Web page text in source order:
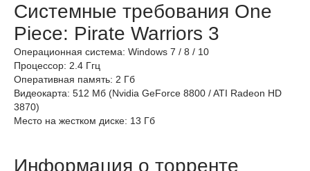
Системные требования One
Piece: Pirate Warriors 3
Операционная система: Windows 7 / 8 / 10
Процессор: 2.4 Ггц
Оперативная память: 2 Гб
Видеокарта: 512 Мб (Nvidia GeForce 8800 / ATI Radeon HD
3870)
Место на жестком диске: 13 Гб
Информация о торренте